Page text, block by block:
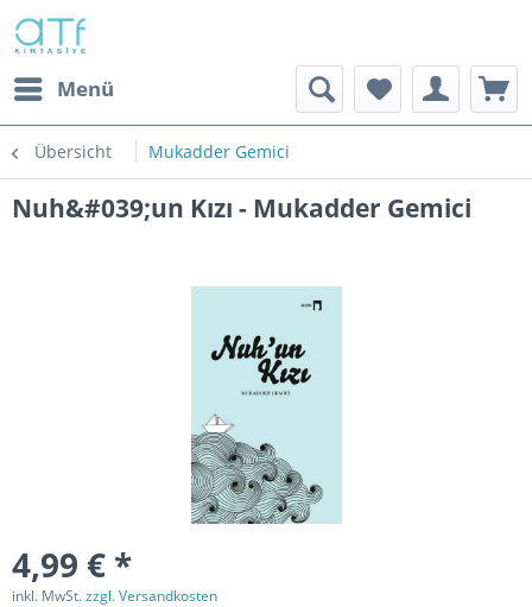
Menü
Übersicht Mukadder Gemici
Nuh&#039;un Kızı - Mukadder Gemici
4,99 € *
inkl. MwSt.zzgl. Versandkosten